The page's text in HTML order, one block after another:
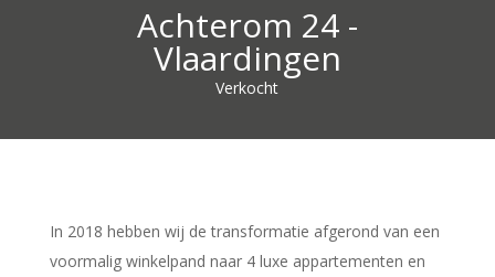
Achterom 24 -
Vlaardingen
Verkocht
In 2018 hebben wij de transformatie afgerond van een
voormalig winkelpand naar 4 luxe appartementen en